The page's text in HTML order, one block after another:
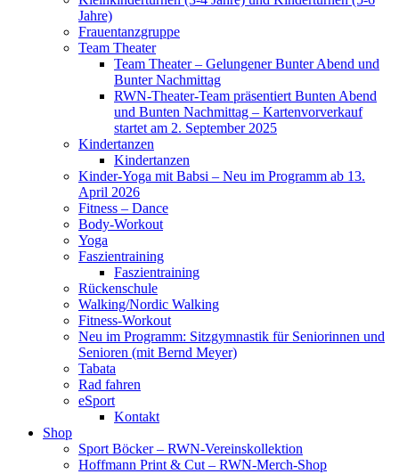
Jahre)
Frauentanzgruppe
Team Theater
Team Theater – Gelungener Bunter Abend und
Bunter Nachmittag
RWN-Theater-Team präsentiert Bunten Abend
und Bunten Nachmittag – Kartenvorverkauf
startet am 2. September 2025
Kindertanzen
Kindertanzen
Kinder-Yoga mit Babsi – Neu im Programm ab 13.
April 2026
Fitness – Dance
Body-Workout
Yoga
Faszientraining
Faszientraining
Rückenschule
Walking/Nordic Walking
Fitness-Workout
Neu im Programm: Sitzgymnastik für Seniorinnen und
Senioren (mit Bernd Meyer)
Tabata
Rad fahren
eSport
Kontakt
Shop
Sport Böcker – RWN-Vereinskollektion
Hoffmann Print & Cut – RWN-Merch-Shop